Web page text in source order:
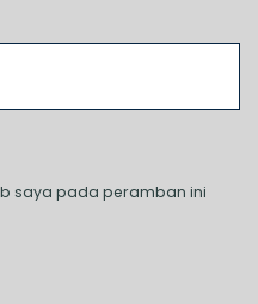
saya pada peramban ini